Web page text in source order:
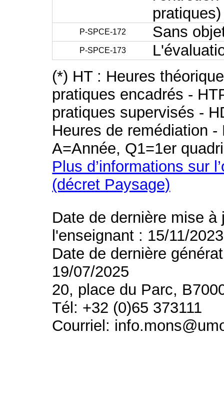
pratiques)
P-SPCE-172 Sans
P-SPCE-173
(*) HT : Heures
pratiques encadrés -
pratiques supervisés -
Heures de remédiation
A=Année, Q1=1er
Plus d’informations sur
(décret Paysage)
Date de dernière mise
l'enseignant : 15/11/2023
Date de dernière
19/07/2025
20, place du Parc,
Tél: +32 (0)65 373111
Courriel: